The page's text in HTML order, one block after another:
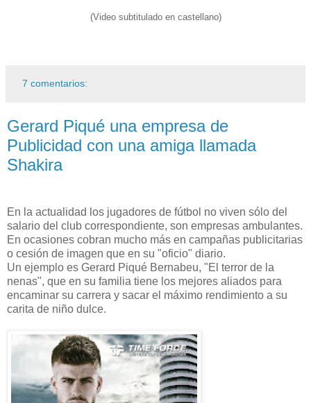
(Video subtitulado en castellano)
7 comentarios:
Gerard Piqué una empresa de
Publicidad con una amiga llamada
Shakira
En la actualidad los jugadores de fútbol no viven sólo del
salario del club correspondiente, son empresas ambulantes.
En ocasiones cobran mucho más en campañas publicitarias
o cesión de imagen que en su "oficio" diario.
Un ejemplo es Gerard Piqué Bernabeu, "El terror de la
nenas", que en su familia tiene los mejores aliados para
encaminar su carrera y sacar el máximo rendimiento a su
carita de niño dulce.